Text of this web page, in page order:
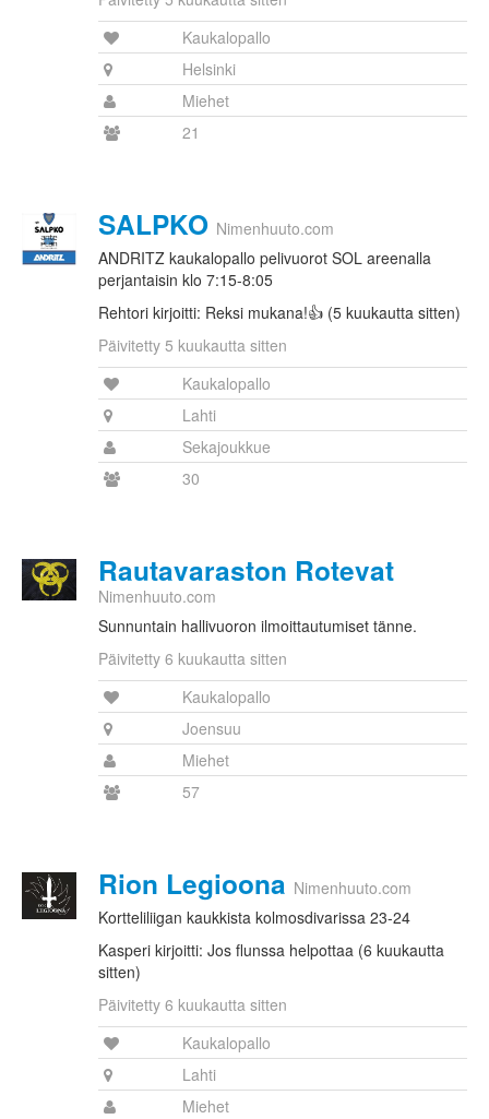
Kaukalopallo
Helsinki
Miehet
21
SALPKO Nimenhuuto.com
ANDRITZ kaukalopallo pelivuorot SOL areenalla
perjantaisin klo 7:15-8:05
Rehtori kirjoitti: Reksi mukana!👍 (5 kuukautta sitten)
Päivitetty 5 kuukautta sitten
Kaukalopallo
Lahti
Sekajoukkue
30
Rautavaraston Rotevat
Nimenhuuto.com
Sunnuntain hallivuoron ilmoittautumiset tänne.
Päivitetty 6 kuukautta sitten
Kaukalopallo
Joensuu
Miehet
57
Rion Legioona Nimenhuuto.com
Kortteliliigan kaukkista kolmosdivarissa 23-24
Kasperi kirjoitti: Jos flunssa helpottaa (6 kuukautta
sitten)
Päivitetty 6 kuukautta sitten
Kaukalopallo
Lahti
Miehet